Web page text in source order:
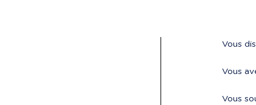
Vous
Vous
Vous